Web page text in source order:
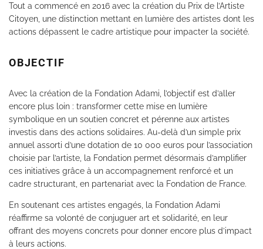
Tout a commencé en 2016 avec la création du Prix de l’Artiste
Citoyen, une distinction mettant en lumière des artistes dont les
actions dépassent le cadre artistique pour impacter la société.
OBJECTIF
Avec la création de la Fondation Adami, l’objectif est d’aller
encore plus loin : transformer cette mise en lumière
symbolique en un soutien concret et pérenne aux artistes
investis dans des actions solidaires. Au-delà d’un simple prix
annuel assorti d’une dotation de 10 000 euros pour l’association
choisie par l’artiste, la Fondation permet désormais d’amplifier
ces initiatives grâce à un accompagnement renforcé et un
cadre structurant, en partenariat avec la Fondation de France.
En soutenant ces artistes engagés, la Fondation Adami
réaffirme sa volonté de conjuguer art et solidarité, en leur
offrant des moyens concrets pour donner encore plus d’impact
à leurs actions.